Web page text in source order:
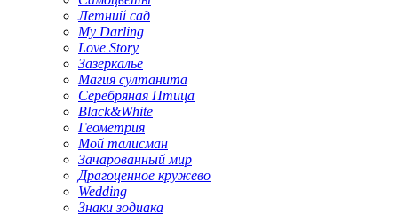
Летний сад
My Darling
Love Story
Зазеркалье
Магия султанита
Серебряная Птица
Black&White
Геометрия
Мой талисман
Зачарованный мир
Драгоценное кружево
Wedding
Знаки зодиака